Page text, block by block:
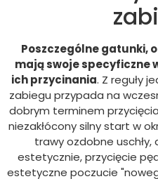
Poszczególne gatunki,
mają swoje specyficzne
ich przycinania. Z reguły
zabiegu przypada na
dobrym terminem
niezakłócony silny start w
trawy ozdobne uschły,
estetycznie, przycięcie
estetyczne poczucie